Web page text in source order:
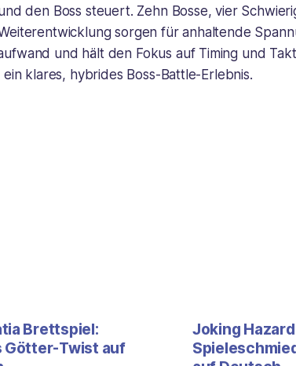
den Boss steuert. Zehn Bosse, vier
sorgen für anhaltende
und hält den Fokus auf Timing und
klares, hybrides Boss-Battle-Erlebnis.
Brettspiel:
Götter-Twist auf
Joking Hazard